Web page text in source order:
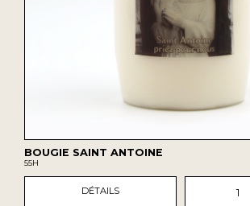
BOUGIE SAINT ANTOINE
55H
DÉTAILS 1